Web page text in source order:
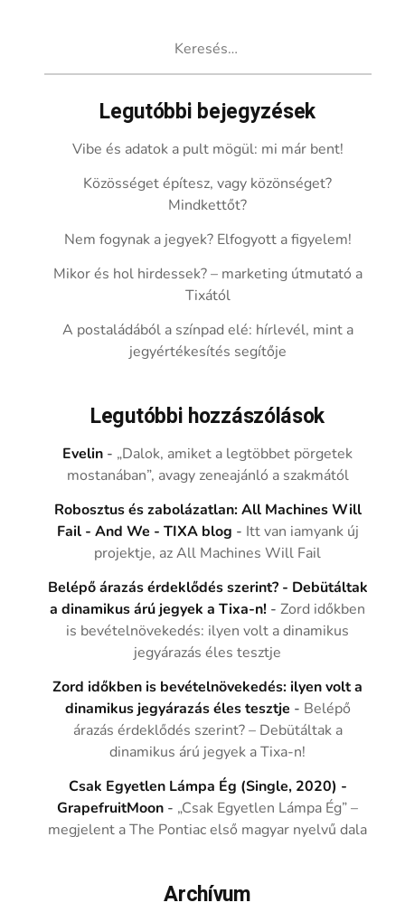
Legutóbbi bejegyzések
Vibe és adatok a pult mögül: mi már bent!
Közösséget építesz, vagy közönséget?
Mindkettőt?
Nem fogynak a jegyek? Elfogyott a figyelem!
Mikor és hol hirdessek? – marketing útmutató a
Tixától
A postaládából a színpad elé: hírlevél, mint a
jegyértékesítés segítője
Legutóbbi hozzászólások
Evelin - „Dalok, amiket a legtöbbet pörgetek
mostanában”, avagy zeneajánló a szakmától
Robosztus és zabolázatlan: All Machines Will
Fail - And We - TIXA blog - Itt van iamyank új
projektje, az All Machines Will Fail
Belépő árazás érdeklődés szerint? - Debütáltak
a dinamikus árú jegyek a Tixa-n! -Zord időkben
is bevételnövekedés: ilyen volt a dinamikus
jegyárazás éles tesztje
Zord időkben is bevételnövekedés: ilyen volt a
dinamikus jegyárazás éles tesztje - Belépő
árazás érdeklődés szerint? – Debütáltak a
dinamikus árú jegyek a Tixa-n!
Csak Egyetlen Lámpa Ég (Single, 2020) -
GrapefruitMoon - „Csak Egyetlen Lámpa Ég” –
megjelent a The Pontiac első magyar nyelvű dala
Archívum